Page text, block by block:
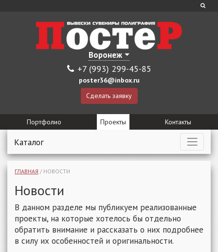
Воронеж
+7 (993) 299-45-85
poster36@inbox.ru
Сделать заявку
Портфолио Проекты Контакты
Каталог
ГЛАВНАЯ / НОВОСТИ
Новости
В данном разделе мы публикуем реализованные
проекты, на которые хотелось бы отдельно
обратить внимание и рассказать о них подробнее
в силу их особенностей и оригинальности.